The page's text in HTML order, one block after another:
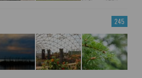
245